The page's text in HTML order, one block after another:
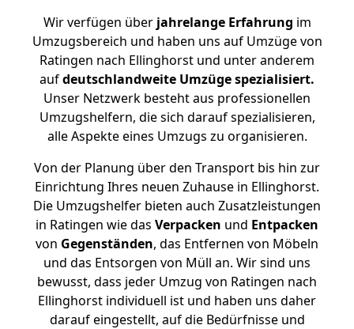
Wir verfügen überjahrelange Erfahrung im
Umzugsbereich und haben uns auf Umzüge von
Ratingen nach Ellinghorst und unter anderem
aufdeutschlandweite Umzüge spezialisiert.
Unser Netzwerk besteht aus professionellen
Umzugshelfern, die sich darauf spezialisieren,
alle Aspekte eines Umzugs zu organisieren.
Von der Planung über den Transport bis hin zur
Einrichtung Ihres neuen Zuhause in Ellinghorst.
Die Umzugshelfer bieten auch Zusatzleistungen
in Ratingen wie das Verpacken und Entpacken
von Gegenständen, das Entfernen von Möbeln
und das Entsorgen von Müll an. Wir sind uns
bewusst, dass jeder Umzug von Ratingen nach
Ellinghorst individuell ist und haben uns daher
darauf eingestellt, auf die Bedürfnisse und